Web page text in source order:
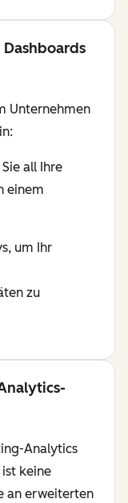
Unternehmen
all Ihre
einem
um Ihr
zu
Analytics
keine
an erweiterten